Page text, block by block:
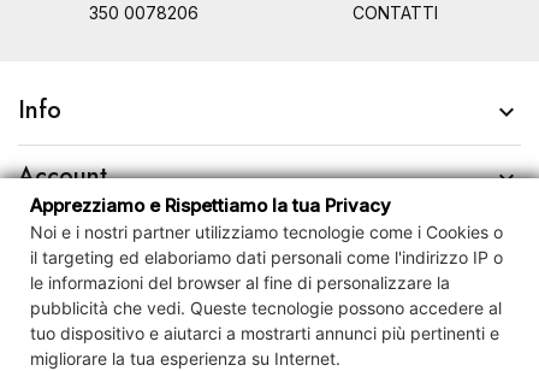
350 0078206 CONTATTI
Info 
Account 
Contact us 
Newsletter 
Apprezziamo e Rispettiamo la tua Privacy
Noi e i nostri partner utilizziamo tecnologie come i Cookies o
il targeting ed elaboriamo dati personali come l'indirizzo IP o
le informazioni del browser al fine di personalizzare la
pubblicità che vedi. Queste tecnologie possono accedere al
tuo dispositivo e aiutarci a mostrarti annunci più pertinenti e
migliorare la tua esperienza su Internet.